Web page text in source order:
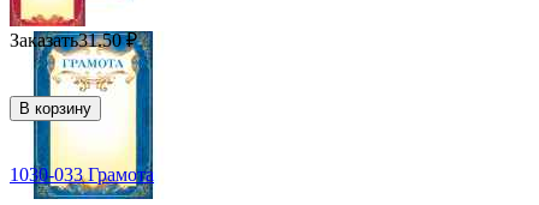
Заказать31.50 ₽
В корзину
1030-033 Грамота